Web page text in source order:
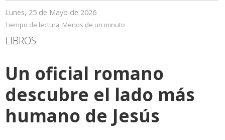
Lunes, 25 de Mayo de 2026
Tiempo de lectura: Menos de un minuto
LIBROS
Un oficial romano
descubre el lado más
humano de Jesús